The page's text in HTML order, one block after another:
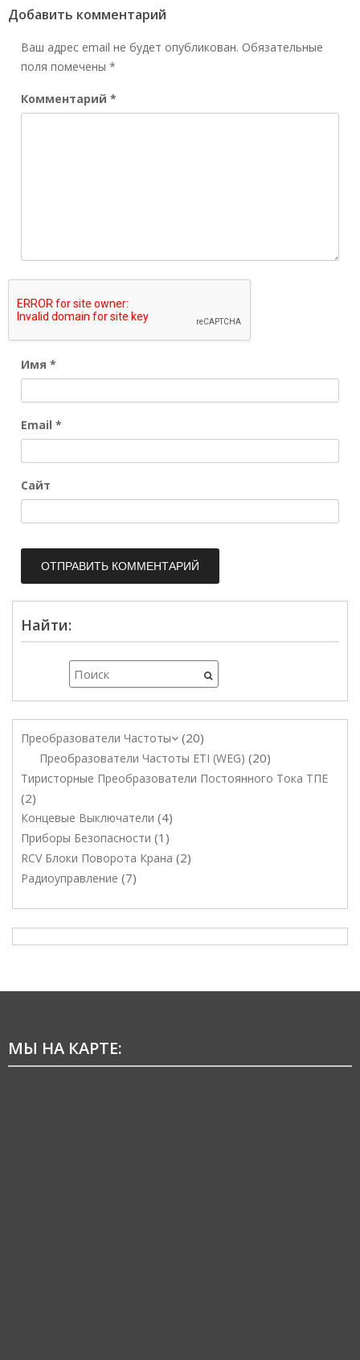
Добавить комментарий
Ваш адрес email не будет опубликован. Обязательные
поля помечены *
Комментарий *
Имя *
Email *
Сайт
Найти:
Преобразователи Частоты 20
Преобразователи Частоты ETI (WEG) 20
Тиристорные Преобразователи Постоянного Тока ТПЕ
2
Концевые Выключатели 4
Приборы Безопасности 1
RCV Блоки Поворота Крана 2
Радиоуправление 7
МЫ НА КАРТЕ: